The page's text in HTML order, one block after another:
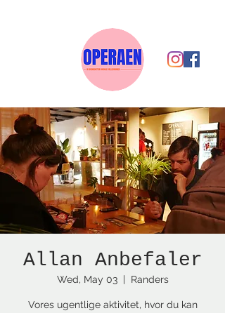
Allan Anbefaler
Wed, May 03
  |
Randers
Vores ugentlige aktivitet, hvor du kan